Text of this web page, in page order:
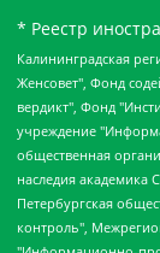
* Реестр
Калининградская региональная общественная организация "Экозащита!-Женсовет", Фонд содействия защите прав и свобод граждан "Общественный вердикт", Фонд "Институт Развития Свободы Информации", Частное учреждение "Информационное агентство МЕМО. РУ", Региональная общественная организация "Общественная комиссия по сохранению наследия академика Сахарова", Фонд поддержки свободы прессы, Санкт-Петербургская общественная правозащитная организация "Гражданский контроль", Межрегиональная общественная организация "Информационно-просветительский центр "Мемориал", Региональный Фонд "Центр Защиты Прав Средств Массовой Информации", с 05.12.2023 Фонд "Центр Защиты Прав Средств массовой информации", Региональная общественная благотворительная организация помощи беженцам и мигрантам "Гражданское содействие", Негосударственное образовательное учреждение дополнительного профессионального образования (повышение квалификации) специалистов "АКАДЕМИЯ ПО ПРАВАМ ЧЕЛОВЕКА", Свердловская региональная общественная организация "Сутяжник", Автономная некоммерческая организация "Центр независимых социологических исследований", Союз общественных объединений "Российский исследовательский центр по правам человека", Региональное общественное учреждение научно-информационный центр "МЕМОРИАЛ", Некоммерческая организация "Фонд защиты гласности", Автономная некоммерческая организация "Институт прав человека", Городская общественная организация "Екатеринбургское общество "МЕМОРИАЛ", Городская общественная организация "Рязанское историко-просветительское и правозащитное общество "Мемориал" (Рязанский Мемориал), Челябинский региональный орган общественной самодеятельности – женское общественное объединение "Женщины Евразии", Челябинский региональный орган общественной самодеятельности "Уральская правозащитная группа", Фонд содействия защите здоровья и социальной справедливости имени Андрея Рылькова, Автономная Некоммерческая Организация "Аналитический Центр Юрия Левады", Автономная некоммерческая организация социальной поддержки населения "Проект Апрель", Региональная общественная организация помощи женщинам и детям, находящимся в кризисной ситуации "Информационно-методический центр "Анна", Фонд содействия развитию массовых коммуникаций и правовому просвещению "Так-так-Так", Фонд содействия устойчивому развитию "Серебряная тайга", Свердловский региональный общественный фонд социальных проектов "Новое время", "Idel.Реалии", Кавказ.Реалии, Крым.Реалии, Телеканал Настоящее Время, Татаро-башкирская служба Радио Свобода (Azatliq Radiosi), Радио Свободная Европа/Радио Свобода (PCE/PC), "Сибирь.Реалии", "Фактограф", Благотворительный фонд помощи осужденным и их семьям, Автономная некоммерческая организация "Институт глобализации и социальных движений", Фонд "В защиту прав заключенных", Частное учреждение "Центр поддержки и